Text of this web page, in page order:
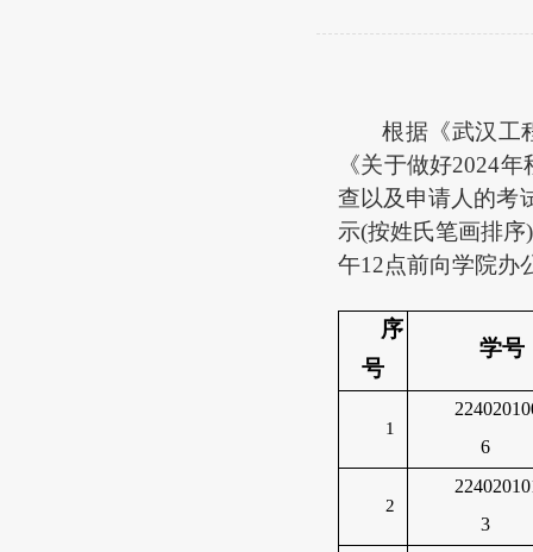
根据《武汉工
《关于做好2024
查以及申请人的考
示(按姓氏笔画排序
午12点前向学院办
序
号
学号
1
6
2
3